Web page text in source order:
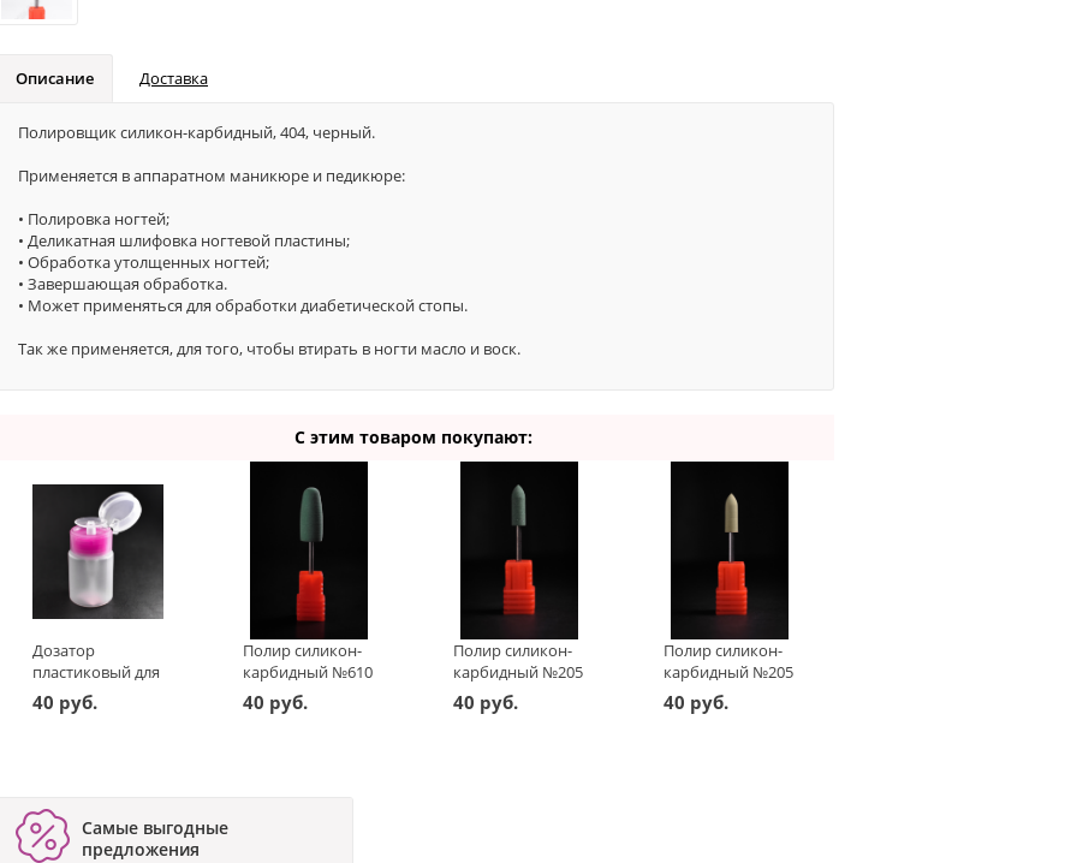
Описание Доставка
Полировщик силикон-карбидный, 404, черный.
Применяется в аппаратном маникюре и педикюре:
• Полировка ногтей;
• Деликатная шлифовка ногтевой пластины;
• Обработка утолщенных ногтей;
• Завершающая обработка.
• Может применяться для обработки диабетической стопы.
Так же применяется, для того, чтобы втирать в ногти масло и воск.
С этим товаром покупают:
Дозатор
пластиковый для
жидкостей 60 мл
(РОЗОВЫЙ)
40 руб.
Полир силикон-
карбидный №610
(зелёный)
40 руб.
Полир силикон-
карбидный №205
(зелёный)
40 руб.
Полир силикон-
карбидный №205
(жёлтый)
40 руб.
Самые выгодные
предложения